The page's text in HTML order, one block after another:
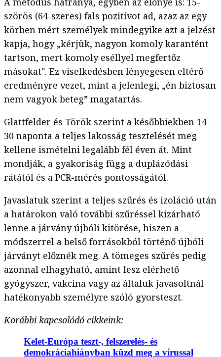
szörös (64-szeres) fals pozitívot ad, azaz az egy
körben mért személyek mindegyike azt a jelzést
kapja, hogy „kérjük, nagyon komoly karantént
tartson, mert komoly eséllyel megfertőz
másokat". Ez viselkedésben lényegesen eltérő
eredményre vezet, mint a jelenlegi, „én biztosan
nem vagyok beteg” magatartás.
Glattfelder és Török szerint a későbbiekben 14-
30 naponta a teljes lakosság tesztelését meg
kellene ismételni legalább fél éven át. Mint
mondják, a gyakoriság függ a duplázódási
rátától és a PCR-mérés pontosságától.
Javaslatuk szerint a teljes szűrés és izoláció után
a határokon való további szűréssel kizárható
lenne a járvány újbóli kitörése, hiszen a
módszerrel a belső forrásokból történő újbóli
járványt előznék meg. A tömeges szűrés pedig
azonnal elhagyható, amint lesz elérhető
gyógyszer, vakcina vagy az általuk javasoltnál
hatékonyabb személyre szóló gyorsteszt.
Korábbi kapcsolódó cikkeink:
Kelet-Európa teszt-, felszerelés- és
demokráciahiányban küzd meg a vírussal